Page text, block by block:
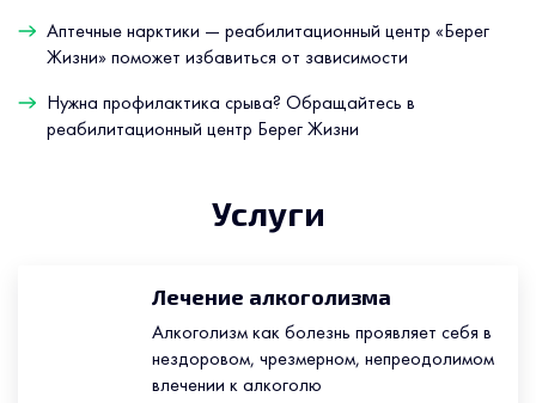
Аптечные нарктики — реабилитационный центр «Берег
Жизни» поможет избавиться от зависимости
Нужна профилактика срыва? Обращайтесь в
реабилитационный центр Берег Жизни
Услуги
Лечение алкоголизма
Алкоголизм как болезнь проявляет себя в
нездоровом, чрезмерном, непреодолимом
влечении к алкоголю